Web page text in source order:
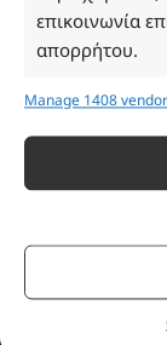
επικοινωνία
απορρήτου.
Manage 1408
Σάββατο -
Πληροφορίες
Πρόγραμμα
Τρόποι